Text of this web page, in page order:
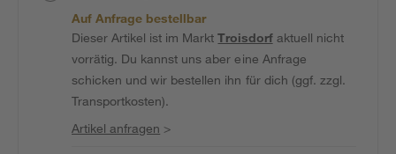
Auf Anfrage bestellbar
Dieser Artikel ist im MarktTroisdorfaktuell nicht
vorrätig. Du kannst uns aber eine Anfrage
schicken und wir bestellen ihn für dich (ggf. zzgl.
Transportkosten).
Artikel anfragen >